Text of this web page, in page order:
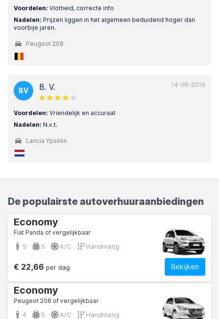
Voordelen: Vlotheid, correcte info
Nadelen: Prijzen liggen in het algemeen beduidend hoger dan
voorbije jaren.
Peugeot 208
14-05-2019
BV B. V.
Voordelen: Vriendelijk en accuraat
Nadelen: N.v.t.
Lancia Ypsilon
De populairste autoverhuuraanbiedingen
Economy
Fiat Panda of vergelijkbaar
5 5 A/C Handmatig
Bekijken
€ 22,66 per dag
Economy
Peugeot 208 of vergelijkbaar
4 5 A/C Handmatig